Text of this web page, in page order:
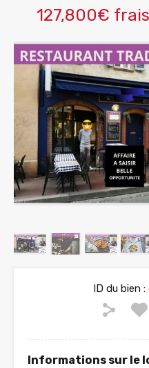
127,800€
ID du bien :
Informations sur le